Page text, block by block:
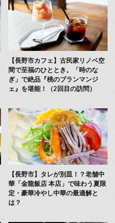
【長野市カフェ】古民家リノベ空
間で至福のひととき。「時のな
ぎ」で絶品『桃のブランマンジ
ェ』を堪能！（2回目の訪問）
【長野市】タレが別皿！？老舗中
華「金龍飯店 本店」で味わう夏限
定・豪華冷やし中華の最適解と
は？